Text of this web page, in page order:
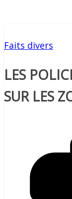
Faits divers
LES
SUR LES